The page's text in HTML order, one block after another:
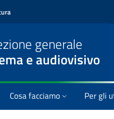
generale
e audiovisivo
Cosa facciamo Per gli